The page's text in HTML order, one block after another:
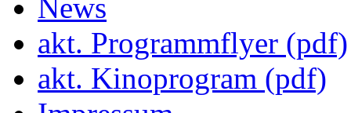
News
akt. Programmflyer (pdf)
akt. Kinoprogram (pdf)